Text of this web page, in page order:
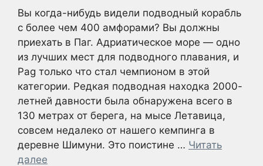
Вы когда-нибудь видели подводный корабль
с более чем 400 амфорами? Вы должны
приехать в Паг. Адриатическое море — одно
из лучших мест для подводного плавания, и
Pag только что стал чемпионом в этой
категории. Редкая подводная находка 2000-
летней давности была обнаружена всего в
130 метрах от берега, на мысе Летавица,
совсем недалеко от нашего кемпинга в
деревне Шимуни. Это поистине … Читать
далее